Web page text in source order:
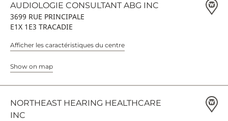
AUDIOLOGIE CONSULTANT ABG INC
3699 RUE PRINCIPALE
E1X 1E3 TRACADIE
Afficher les caractéristiques du centre
Show on map
NORTHEAST HEARING HEALTHCARE
INC